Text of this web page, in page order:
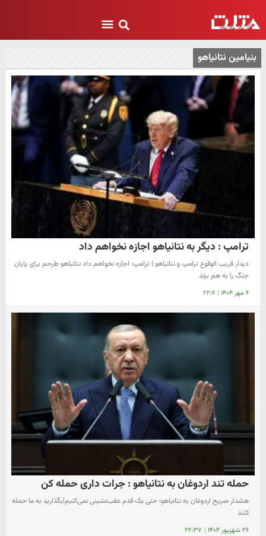
بنیامین نتانیاهو
ترامپ : دیگر به نتانیاهو اجازه نخواهم داد
دیدار قریب الوقوع ترامپ و نتانیاهو | ترامپ: اجازه نخواهم داد نتانیاهو طرحم برای پایان
جنگ را به هم بزند
۶ مهر ۱۴۰۴ | ۲۲:۶
حمله تند اردوغان به نتانیاهو : جرات داری حمله کن
هشدار صریح اردوغان به نتانیاهو؛ حتی یک قدم عقب‌نشینی نمی‌کنیم|بگذارید به ما حمله
کنند
۲۶ شهریور ۱۴۰۴ | ۲۲:۳۷